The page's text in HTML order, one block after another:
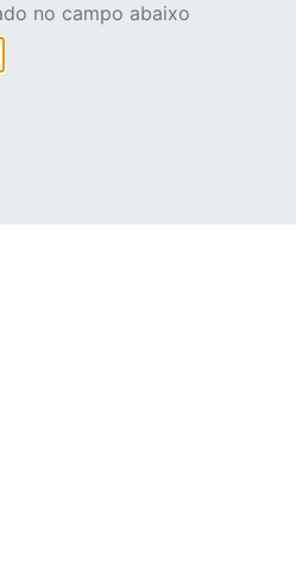
no campo abaixo